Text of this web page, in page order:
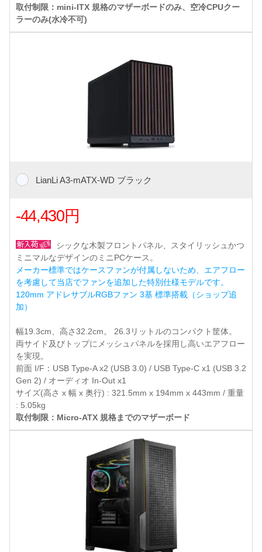
取付制限：mini-ITX 規格のマザーボードのみ、空冷CPUクー
ラーのみ(水冷不可)
LianLi A3-mATX-WD ブラック
-44,430円
シックな木製フロントパネル、スタイリッシュかつ
ミニマルなデザインのミニPCケース。
メーカー標準ではケースファンが付属しないため、エアフロー
を考慮して当店でファンを追加した特別仕様モデルです。
120mm アドレサブルRGBファン 3基 標準搭載（ショップ追
加）
幅19.3cm、高さ32.2cm。 26.3リットルのコンパクト筐体。
両サイド及びトップにメッシュパネルを採用し高いエアフロー
を実現。
前面 I/F：USB Type-A x2 (USB 3.0) / USB Type-C x1 (USB 3.2
Gen 2) / オーディオ In-Out x1
サイズ(高さ x 幅 x 奥行) : 321.5mm x 194mm x 443mm / 重量
: 5.05kg
取付制限：Micro-ATX 規格までのマザーボード